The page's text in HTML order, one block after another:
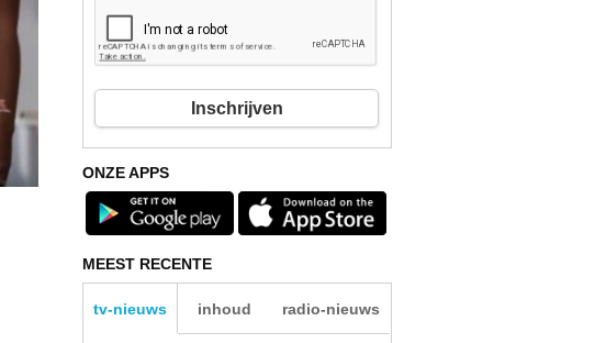
Inschrijven
ONZE APPS
MEEST RECENTE
tv-nieuws inhoud radio-nieuws